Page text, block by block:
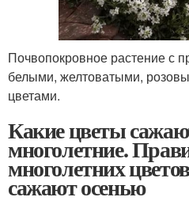
Почвопокровное растение с
белыми, желтоватыми,
цветами.
Какие цветы
многолетние.
многолетних
сажают осенью